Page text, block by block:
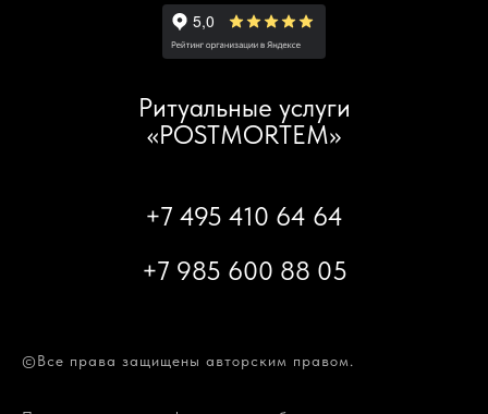
Ритуальные услуги
«POSTMORTEM»
+7 495 410 64 64
+7 985 600 88 05
©Все права защищены авторским правом.